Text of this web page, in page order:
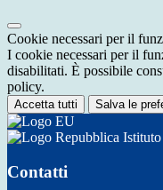
Cookie necessari per il
I cookie necessari per il
disabilitati. È possibile
policy.
Accetta tutti Salva le
Contatti